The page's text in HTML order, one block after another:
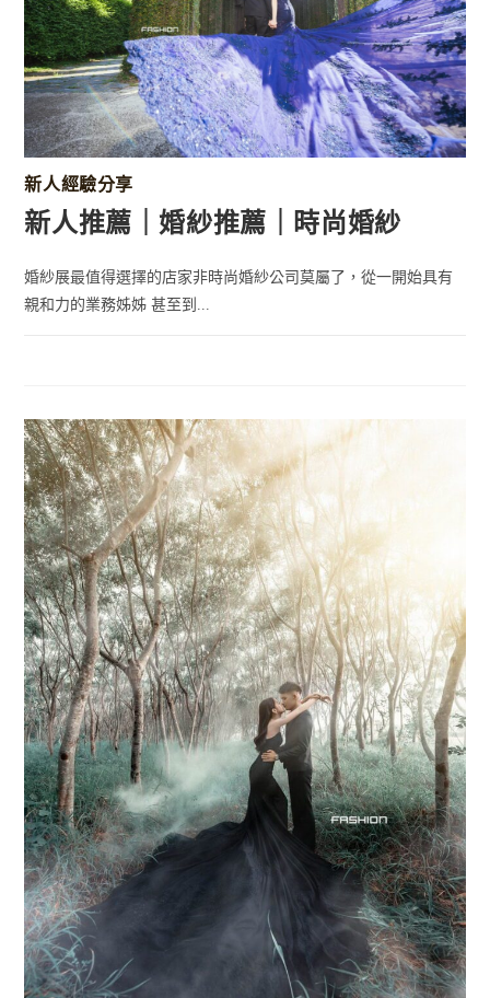
新人經驗分享
新人推薦｜婚紗推薦｜時尚婚紗
婚紗展最值得選擇的店家非時尚婚紗公司莫屬了，從一開始具有
親和力的業務姊姊 甚至到...